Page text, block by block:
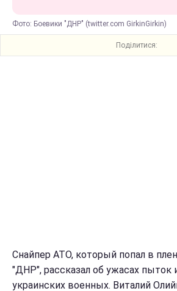
Фото: Боевики "ДНР" (twitter.com GirkinGirkin)
Поділитися:
Снайпер АТО, который попал в
"ДНР", рассказал об ужасах пыток
украинских военных. Виталий